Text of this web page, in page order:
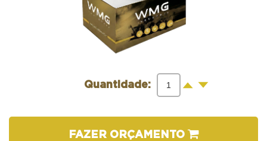
Quantidade: + -
FAZER ORÇAMENTO